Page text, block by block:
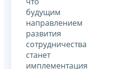
будущим
направлением
развития
сотрудничества
станет
имплементация